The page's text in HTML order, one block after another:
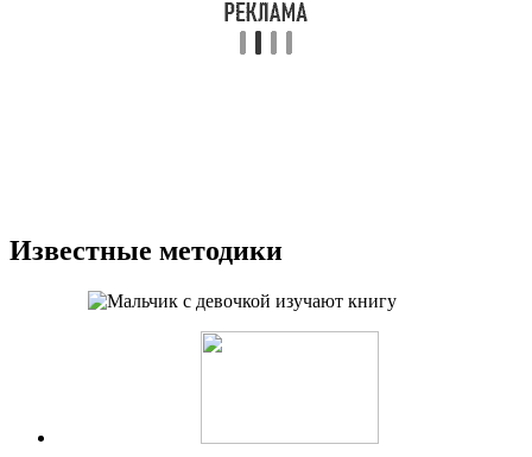
Известные методики